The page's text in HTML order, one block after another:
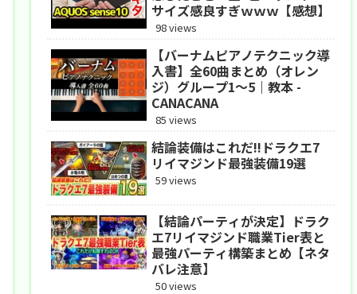
サイズ感良すぎｗｗｗ【感想】
98 views
【バーナムピアノテクニック導
入書】全60曲まとめ（オレン
ジ）グループ1〜5｜教本 -
CANACANA
85 views
結論装備はこれだ!!ドラクエ7
リイマジンド最強装備19選
59 views
【結論パーティが決定】ドラク
エ7リイマジンド職業Tier表と
最強パーティ構築まとめ【ネタ
バレ注意】
50 views